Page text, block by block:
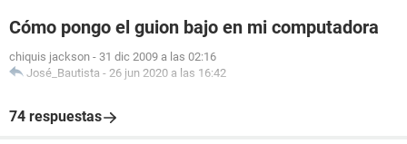
Cómo pongo el guion bajo en mi computadora
chiquis jackson - 31 dic 2009 a las 02:16
José_Bautista - 26 jun 2020 a las 16:42
74 respuestas